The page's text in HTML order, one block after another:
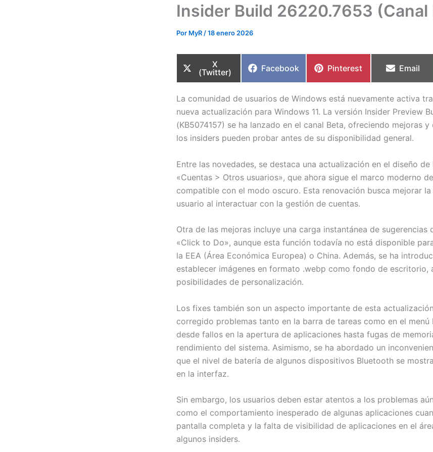
Insider Build 26220.7653 (Canal
Por MyR /18 enero 2026
Compartir
en
X
(Twitter)
Compartir
Facebook
Compartir
Pinterest
Compartir
Email
La comunidad de usuarios de Windows está nuevamente activa
nueva actualización para Windows 11. La versión Insider Preview
(KB5074157) se ha lanzado en el canal Beta, ofreciendo mejoras
los insiders pueden probar antes de su disponibilidad general.
Entre las novedades, se destaca una actualización en el diseño
«Cuentas > Otros usuarios», que ahora sigue el marco moderno
compatible con el modo oscuro. Esta renovación busca mejorar
usuario al interactuar con la gestión de cuentas.
Otra de las mejoras incluye una carga instantánea de sugerencias
«Click to Do», aunque esta función todavía no está disponible
la EEA (Área Económica Europea) o China. Además, se ha
establecer imágenes en formato .webp como fondo de escritorio,
posibilidades de personalización.
Los fixes también son un aspecto importante de esta
corregido problemas tanto en la barra de tareas como en el menú
desde fallos en la apertura de aplicaciones hasta fugas de
rendimiento del sistema. Asimismo, se ha abordado un
que el nivel de batería de algunos dispositivos Bluetooth se
en la interfaz.
Sin embargo, los usuarios deben estar atentos a los problemas
como el comportamiento inesperado de algunas aplicaciones
pantalla completa y la falta de visibilidad de aplicaciones en el
algunos insiders.